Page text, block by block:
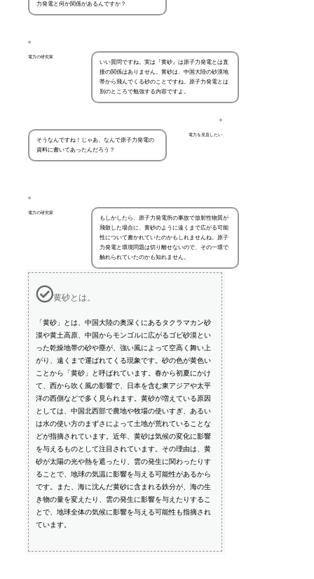
力発電と何か関係があるんですか？
電力の研究家
いい質問ですね。実は『黄砂』は原子力発電とは直
接の関係はありません。黄砂は、中国大陸の砂漠地
帯から飛んでくる砂のことですね。原子力発電とは
別のところで勉強する内容ですよ。
電力を見直したい
そうなんですね！じゃあ、なんで原子力発電の
資料に書いてあったんだろう？
電力の研究家
もしかしたら、原子力発電所の事故で放射性物質が
飛散した場合に、黄砂のように遠くまで広がる可能
性について書かれていたのかもしれませんね。原子
力発電と環境問題は切り離せないので、その一環で
触れられていたのかも知れません。
黄砂とは。
「黄砂」とは、中国大陸の奥深くにあるタクラマカン砂
漠や黄土高原、中国からモンゴルに広がるゴビ砂漠とい
った乾燥地帯の砂や塵が、強い風によって空高く舞い上
がり、遠くまで運ばれてくる現象です。砂の色が黄色い
ことから「黄砂」と呼ばれています。春から初夏にかけ
て、西から吹く風の影響で、日本を含む東アジアや太平
洋の西側などで多く見られます。黄砂が増えている原因
としては、中国北西部で農地や牧場の使いすぎ、あるい
は水の使い方のまずさによって土地が荒れていることな
どが指摘されています。近年、黄砂は気候の変化に影響
を与えるものとして注目されています。その理由は、黄
砂が太陽の光や熱を遮ったり、雲の発生に関わったりす
ることで、地球の気温に影響を与える可能性があるから
です。また、海に沈んだ黄砂に含まれる鉄分が、海の生
き物の量を変えたり、雲の発生に影響を与えたりするこ
とで、地球全体の気候に影響を与える可能性も指摘され
ています。